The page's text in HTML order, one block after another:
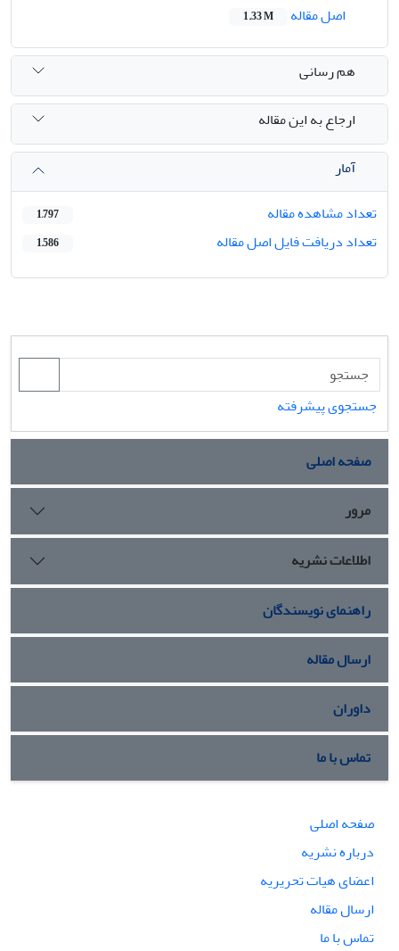
اصل مقاله
1.33 M
هم رسانی
ارجاع به این مقاله
آمار
تعداد مشاهده مقاله
1,797
تعداد دریافت فایل اصل مقاله 1,586
جستجوی پیشرفته
صفحه اصلی
مرور
اطلاعات نشریه
راهنمای نویسندگان
ارسال مقاله
داوران
تماس با ما
صفحه اصلی
درباره نشریه
اعضای هیات تحریریه
ارسال مقاله
تماس با ما